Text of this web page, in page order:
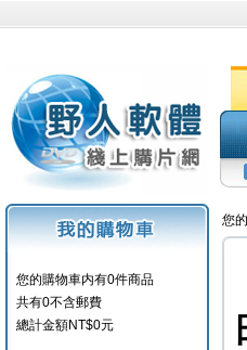
您的購物車内有0件商品
共有0不含郵費
總計金額NT$0元
您